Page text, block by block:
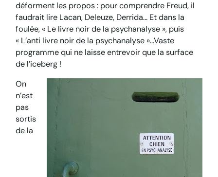
déforment les propos : pour comprendre Freud, il
faudrait lire Lacan, Deleuze, Derrida… Et dans la
foulée, « Le livre noir de la psychanalyse », puis
« L’anti livre noir de la psychanalyse »…Vaste
programme qui ne laisse entrevoir que la surface
de l’iceberg !
On
n’est
pas
sortis
de la